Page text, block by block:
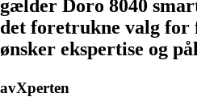
gælder Doro 8040
det foretrukne valg for
ønsker ekspertise og
avXperten